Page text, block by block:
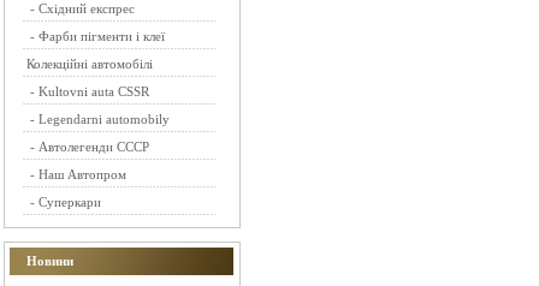
- Східний експрес
- Фарби пігменти і клеї
Колекційні автомобілі
- Kultovni auta CSSR
- Legendarni automobily
- Автолегенди СССР
- Наш Автопром
- Суперкари
Новини